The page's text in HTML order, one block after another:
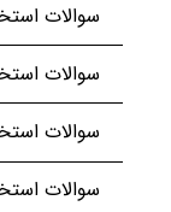
سوالات
سوالات
سوالات
سوالات